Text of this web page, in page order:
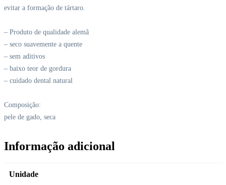
evitar a formação de tártaro.
– Produto de qualidade alemã
– seco suavemente a quente
– sem aditivos
– baixo teor de gordura
– cuidado dental natural
Composição:
pele de gado, seca
Informação adicional
Unidade